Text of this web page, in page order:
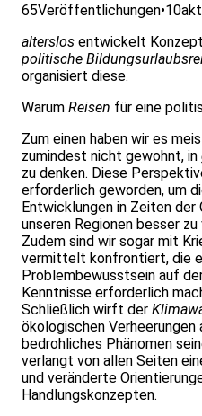
65Veröffentlichungen•10
alterslos entwickelt
politische
organisiert diese.
Warum Reisen für eine
Zum einen haben wir es
zumindest nicht gewohnt, in
zu denken. Diese
erforderlich geworden, um
Entwicklungen in Zeiten der
unseren Regionen besser
Zudem sind wir sogar mit
vermittelt konfrontiert, die
Problembewusstsein auf
Kenntnisse erforderlich
Schließlich wirft der
ökologischen Verheerungen
bedrohliches Phänomen
verlangt von allen Seiten
und veränderte
Handlungskonzepten.